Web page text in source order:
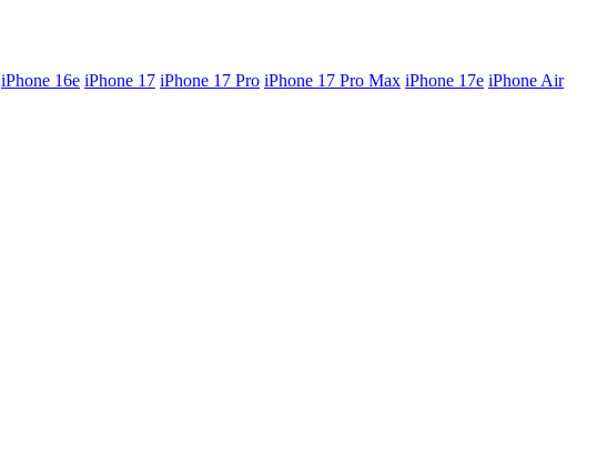
iPhone 16e iPhone 17 iPhone 17 Pro iPhone 17 Pro Max iPhone 17e iPhone Air